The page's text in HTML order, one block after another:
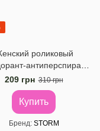
роликовый
антиперспирант
STORM Love Bright, 50
мл
209 грн 310 грн
Купить
Бренд STORM